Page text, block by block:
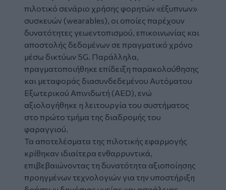
πιλοτικό σενάριο χρήσης φορητών «έξυπνων»
συσκευών (wearables), οι οποίες παρέχουν
δυνατότητες γεωεντοπισμού, επικοινωνίας και
αποστολής δεδομένων σε πραγματικό χρόνο
μέσω δικτύων 5G. Παράλληλα,
πραγματοποιήθηκε επίδειξη παρακολούθησης
και μεταφοράς διασυνδεδεμένου Αυτόματου
Εξωτερικού Απινιδωτή (AED), ενώ
αξιολογήθηκε η λειτουργία του συστήματος
στο πρώτο τμήμα της διαδρομής του
φαραγγιού.
Τα αποτελέσματα της πιλοτικής εφαρμογής
κρίθηκαν ιδιαίτερα ενθαρρυντικά,
επιβεβαιώνοντας τη δυνατότητα αξιοποίησης
προηγμένων τεχνολογιών για την υποστήριξη